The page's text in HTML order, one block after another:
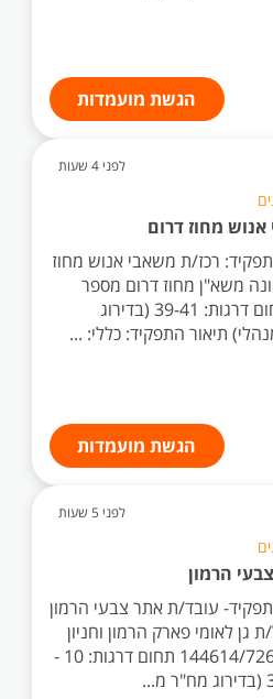
הגשת מועמדות
לפני 4 שעות
מחוז דרום
רכז/ת משאבי אנוש מחוז
משא"ן מחוז דרום מספר
משרה: 125313/726 תחום דרגות: 39-41 (בדירוג
הגשת מועמדות
לפני 5 שעות
הרמון
עובד/ת אתר צבעי הרמון
גן לאומי פארק הרמון וחניון
לילה בארות מס' משרה: 144614/726 תחום דרגות: 10 -